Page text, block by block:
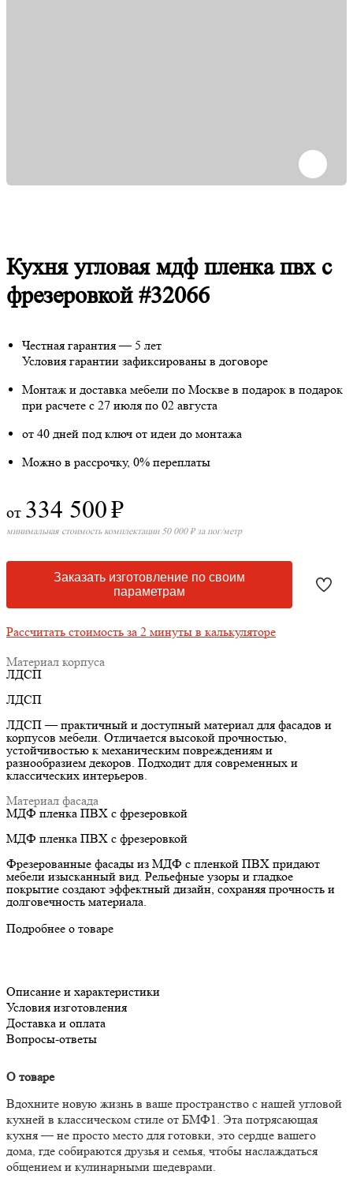
Кухня угловая мдф пленка пвх с
фрезеровкой #32066
Честная гарантия — 5 лет
Условия гарантии зафиксированы в договоре
Монтаж и доставка мебели по Москве в подарок в подарок
при расчете с 27 июля по 02 августа
от 40 дней под ключ от идеи до монтажа
Можно в рассрочку, 0% переплаты
от 334 500₽
минимальная стоимость комплектации 50 000 ₽ за пог/метр
Заказать изготовление по своим
параметрам
Рассчитать стоимость за 2 минуты в калькуляторе
Материал корпуса
ЛДСП
ЛДСП
ЛДСП — практичный и доступный материал для фасадов и
корпусов мебели. Отличается высокой прочностью,
устойчивостью к механическим повреждениям и
разнообразием декоров. Подходит для современных и
классических интерьеров.
Материал фасада
МДФ пленка ПВХ с фрезеровкой
МДФ пленка ПВХ с фрезеровкой
Фрезерованные фасады из МДФ с пленкой ПВХ придают
мебели изысканный вид. Рельефные узоры и гладкое
покрытие создают эффектный дизайн, сохраняя прочность и
долговечность материала.
Подробнее о товаре
Описание и характеристики
Условия изготовления
Доставка и оплата
Вопросы-ответы
О товаре
Вдохните новую жизнь в ваше пространство с нашей угловой
кухней в классическом стиле от БМФ1. Эта потрясающая
кухня — не просто место для готовки, это сердце вашего
дома, где собираются друзья и семья, чтобы наслаждаться
общением и кулинарными шедеврами.